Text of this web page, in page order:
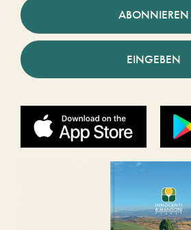
ABONNIEREN
EINGEBEN